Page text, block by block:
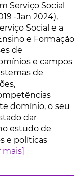
Serviço Social
-Jan 2024),
Social e a
e Formação
de
e campos
de
domínio, o seu
dar
estudo de
e políticas
mais]